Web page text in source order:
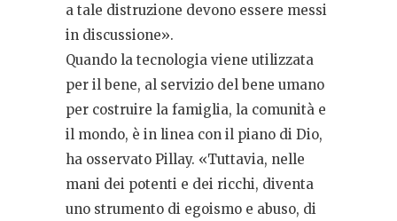
a tale distruzione devono essere messi
in discussione».
Quando la tecnologia viene utilizzata
per il bene, al servizio del bene umano
per costruire la famiglia, la comunità e
il mondo, è in linea con il piano di Dio,
ha osservato Pillay. «Tuttavia, nelle
mani dei potenti e dei ricchi, diventa
uno strumento di egoismo e abuso, di